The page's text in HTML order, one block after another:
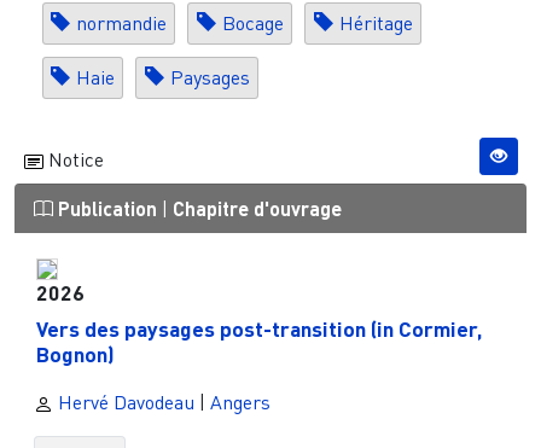
normandie Bocage Héritage
Haie Paysages
Notice
Publication Chapitre d'ouvrage
2026
Vers des paysages post-transition (in Cormier,
Bognon)
Hervé Davodeau Angers